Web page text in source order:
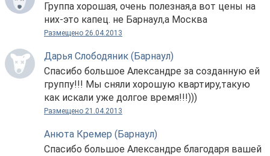
Группа хорошая, очень полезная,а вот цены на
них-это капец. не Барнаул,а Москва
Размещено 26.04.2013
Дарья Слободяник (Барнаул)
Спасибо большое Александре за созданную ей
группу!!! Мы сняли хорошую квартиру,такую
как искали уже долгое время!!!)))
Размещено 21.04.2013
Анюта Кремер (Барнаул)
Спасибо большое Александре благодаря вашей